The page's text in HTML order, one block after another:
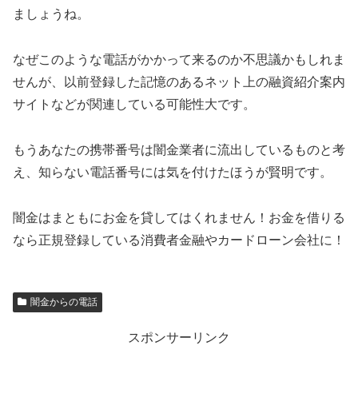
ましょうね。
なぜこのような電話がかかって来るのか不思議かもしれま
せんが、以前登録した記憶のあるネット上の融資紹介案内
サイトなどが関連している可能性大です。
もうあなたの携帯番号は闇金業者に流出しているものと考
え、知らない電話番号には気を付けたほうが賢明です。
闇金はまともにお金を貸してはくれません！お金を借りる
なら正規登録している消費者金融やカードローン会社に！
闇金からの電話
スポンサーリンク